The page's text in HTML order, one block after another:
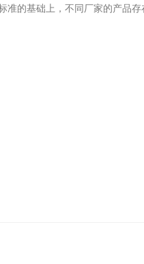
的基础上，不同厂家的产品